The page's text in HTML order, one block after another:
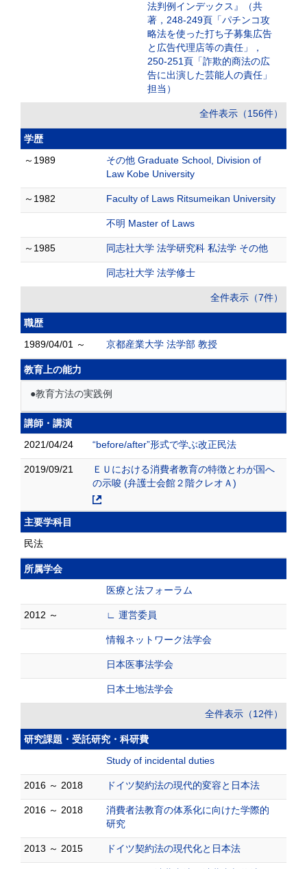
法判例インデックス』（共
著，248-249頁「パチンコ攻
略法を使った打ち子募集広告
と広告代理店等の責任」，
250-251頁「詐欺的商法の広
告に出演した芸能人の責任」
担当）
全件表示（156件）
学歴
～1989
その他 Graduate School, Division of
Law Kobe University
～1982 Faculty of Laws Ritsumeikan University
不明 Master of Laws
～1985 同志社大学 法学研究科 私法学 その他
同志社大学 法学修士
全件表示（7件）
職歴
1989/04/01 ～
京都産業大学 法学部 教授
教育上の能力
●教育方法の実践例
講師・講演
2021/04/24
“before/after”形式で学ぶ改正民法
2019/09/21
ＥＵにおける消費者教育の特徴とわが国へ
の示唆 (弁護士会館２階クレオＡ)
主要学科目
民法
所属学会
医療と法フォーラム
2012 ～ ∟ 運営委員
情報ネットワーク法学会
日本医事法学会
日本土地法学会
全件表示（12件）
研究課題・受託研究・科研費
Study of incidental duties
2016 ～ 2018 ドイツ契約法の現代的変容と日本法
2016 ～ 2018
消費者法教育の体系化に向けた学際的
研究
2013 ～ 2015 ドイツ契約法の現代化と日本法